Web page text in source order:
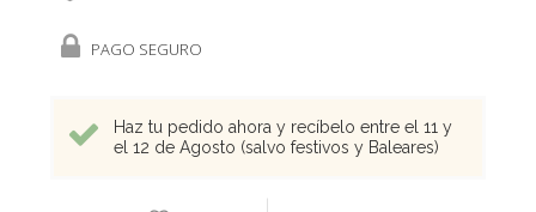
PAGO SEGURO
Haz tu pedido ahora y recíbelo entre el 11 y
el 12 de Agosto (salvo festivos y Baleares)